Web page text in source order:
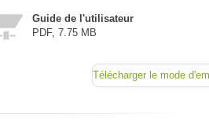
Guide de l'utilisateur
PDF, 7.75 MB
Télécharger le mode